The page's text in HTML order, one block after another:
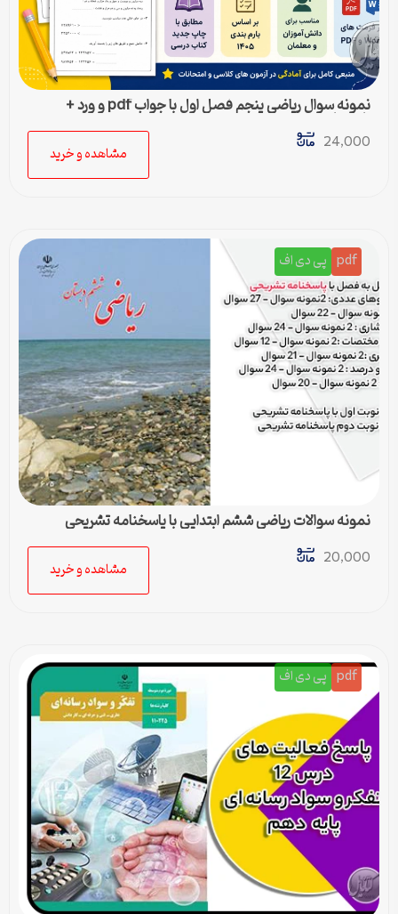
نمونه سوال ریاضی پنجم فصل اول با جواب pdf و ورد +
پاسخنامه
24,000
مشاهده و خرید
pdf پی دی اف
نمونه سوالات ریاضی ششم ابتدایی با پاسخنامه تشریحی
20,000
مشاهده و خرید
pdf پی دی اف